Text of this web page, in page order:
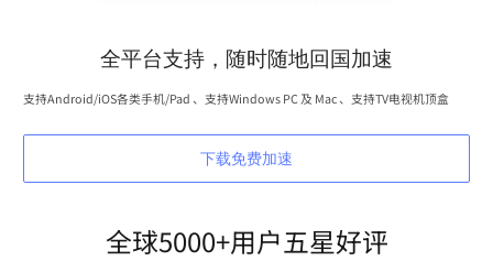
全平台支持，随时随地回国加速
支持Android/iOS各类手机/Pad 、支持Windows PC 及 Mac 、支持TV电视机顶盒
下载免费加速
全球5000+用户五星好评